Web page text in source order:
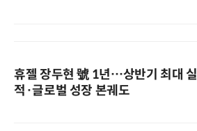
휴젤 장두현 號 1년…상반기 최대 실
적·글로벌 성장 본궤도